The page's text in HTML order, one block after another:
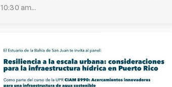
10:30 am…